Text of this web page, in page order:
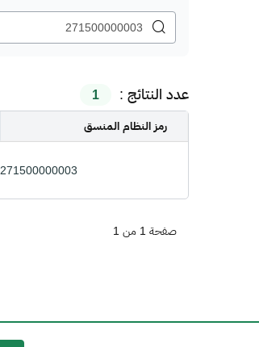
عدد النتائج : 1
رمز النظام المنسق
271500000003
صفحة 1 من 1